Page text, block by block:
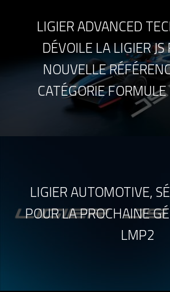
LIGIER ADVANCED
DÉVOILE LA LIGIER
NOUVELLE
CATÉGORIE
LIGIER AUTOMOTIVE,
POUR LA PROCHAINE
LMP2